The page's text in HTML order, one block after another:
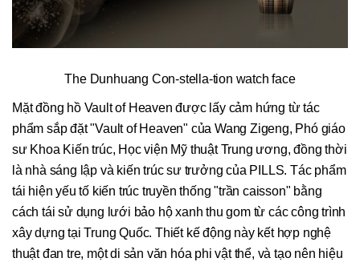
The Dunhuang Con-stella-tion watch face
Mặt đồng hồ Vault of Heaven được lấy cảm hứng từ tác
phẩm sắp đặt "Vault of Heaven" của Wang Zigeng, Phó giáo
sư Khoa Kiến trúc, Học viện Mỹ thuật Trung ương, đồng thời
là nhà sáng lập và kiến trúc sư trưởng của PILLS. Tác phẩm
tái hiện yếu tố kiến trúc truyền thống "trần caisson" bằng
cách tái sử dụng lưới bảo hộ xanh thu gom từ các công trình
xây dựng tại Trung Quốc. Thiết kế động này kết hợp nghệ
thuật đan tre, một di sản văn hóa phi vật thể, và tạo nên hiệu